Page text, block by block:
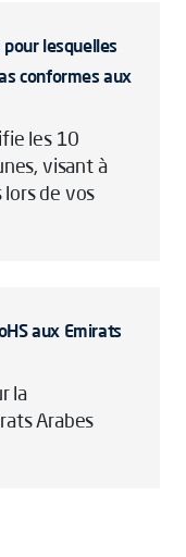
lesquelles
conformes aux
les 10
visant à
de vos
aux Emirats
la
Arabes